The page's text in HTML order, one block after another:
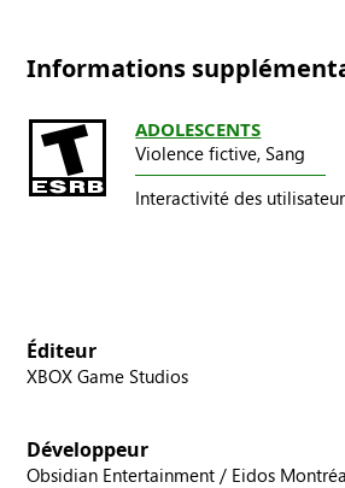
Informations
ADOLESCENTS
Violence fictive, Sang
Interactivité des
Éditeur
XBOX Game Studios
Développeur
Obsidian Entertainment / Eidos